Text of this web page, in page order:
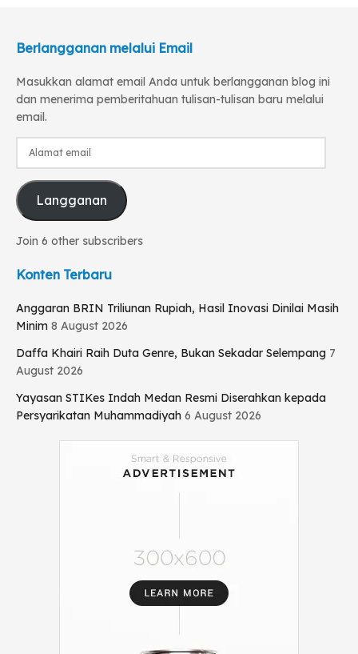
Berlangganan melalui Email
Masukkan alamat email Anda untuk berlangganan blog ini
dan menerima pemberitahuan tulisan-tulisan baru melalui
email.
Alamat
Langganan
Join 6 other subscribers
Konten Terbaru
Anggaran BRIN Triliunan Rupiah, Hasil Inovasi Dinilai Masih
Minim 8 August 2026
Daffa Khairi Raih Duta Genre, Bukan Sekadar Selempang 7
August 2026
Yayasan STIKes Indah Medan Resmi Diserahkan kepada
Persyarikatan Muhammadiyah 6 August 2026